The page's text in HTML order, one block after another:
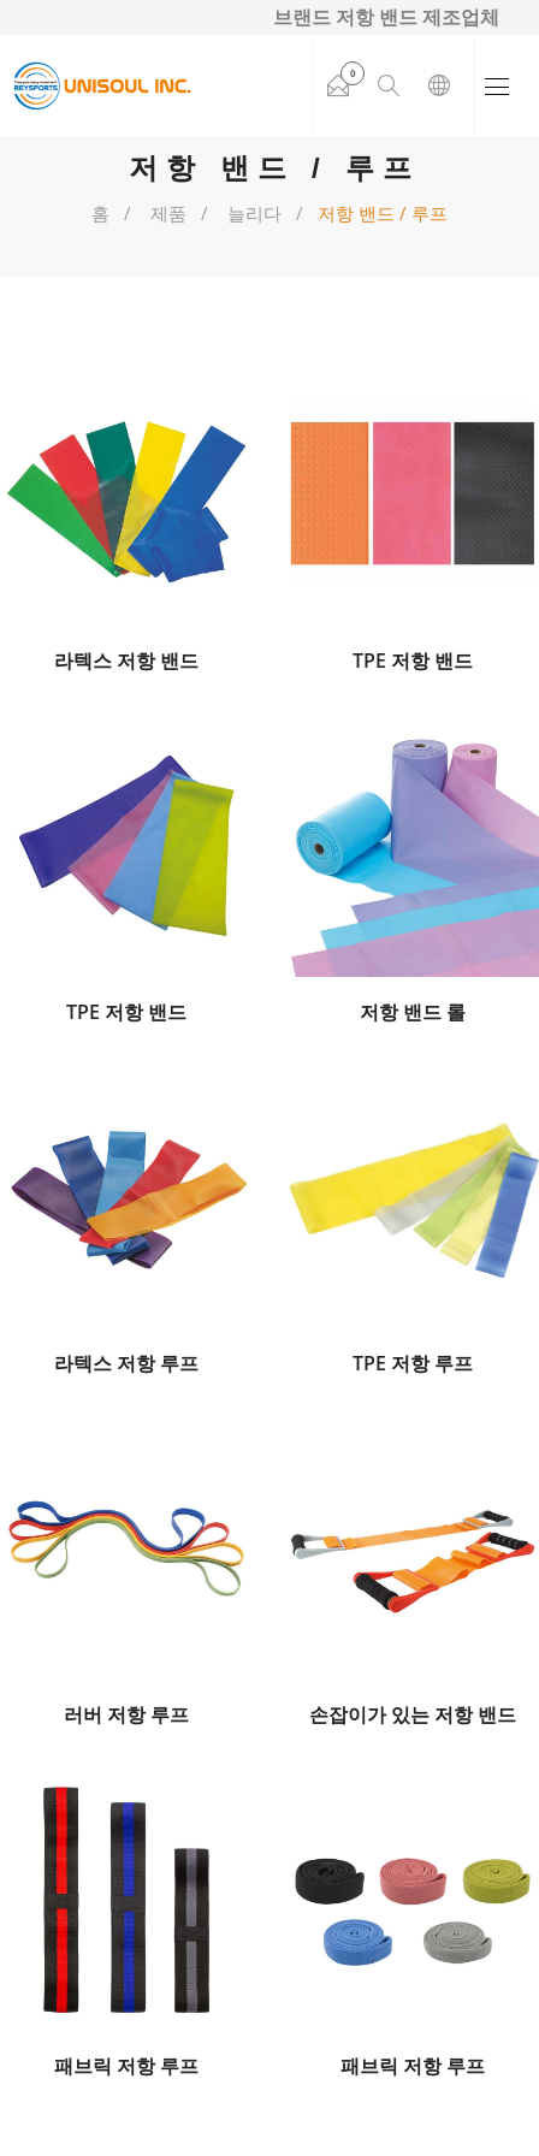
브랜드 저항 밴드 제조업체
0
저항 밴드 / 루프
홈 제품 늘리다 저항 밴드 / 루프
라텍스 저항 밴드 TPE 저항 밴드
TPE 저항 밴드 저항 밴드 롤
라텍스 저항 루프 TPE 저항 루프
러버 저항 루프 손잡이가 있는 저항 밴드
패브릭 저항 루프 패브릭 저항 루프